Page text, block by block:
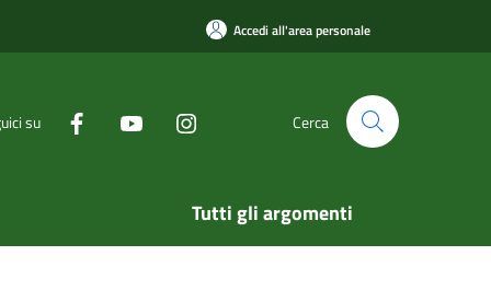
Accedi all'area personale
su Cerca
Tutti gli argomenti